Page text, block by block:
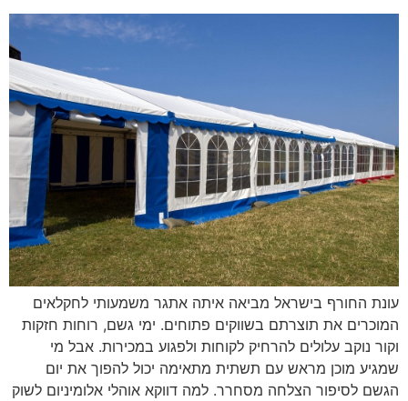
עונת החורף בישראל מביאה איתה אתגר משמעותי לחקלאים
המוכרים את תוצרתם בשווקים פתוחים. ימי גשם, רוחות חזקות
וקור נוקב עלולים להרחיק לקוחות ולפגוע במכירות. אבל מי
שמגיע מוכן מראש עם תשתית מתאימה יכול להפוך את יום
הגשם לסיפור הצלחה מסחרר. למה דווקא אוהלי אלומיניום לשוק